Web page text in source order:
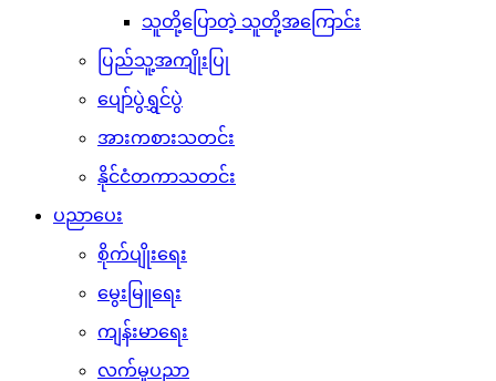
သူတို့ပြောတဲ့ သူတို့အကြောင်း
ပြည်သူ့အကျိုးပြု
ပျော်ပွဲရွှင်ပွဲ
အားကစားသတင်း
နိုင်ငံတကာသတင်း
ပညာပေး
စိုက်ပျိုးရေး
မွေးမြူရေး
ကျန်းမာရေး
လက်မှုပညာ